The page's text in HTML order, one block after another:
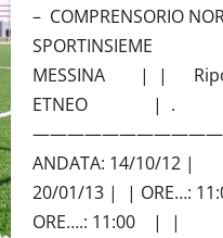
– COMPRENSORIO
SPORTINSIEME –
MESSINA | |
ETNEO | .
ANDATA: 14/10/
20/01/13 | | ORE…:
ORE….: 11:00 | |